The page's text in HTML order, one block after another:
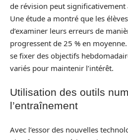
de révision peut significativement
Une étude a montré que les
d’examiner leurs erreurs de
progressent de 25 % en
se fixer des objectifs
variés pour maintenir l’intérêt.
Utilisation des outils
l’entraînement
Avec l’essor des nouvelles